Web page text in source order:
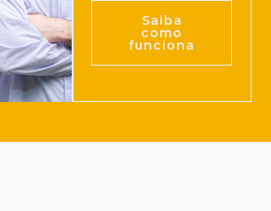
Saiba
como
funciona